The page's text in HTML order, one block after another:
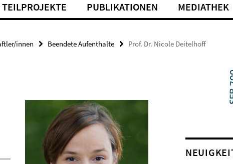
TEILPROJEKTE PUBLIKATIONEN MEDIATHEK
innen Beendete Aufenthalte Prof. Dr. Nicole Deitelhoff